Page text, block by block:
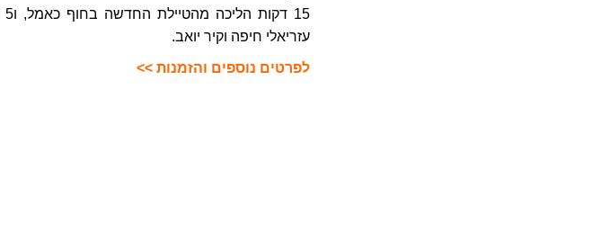
עזריאלי חיפה וקיר יואב.
לפרטים נוספים והזמנות >>